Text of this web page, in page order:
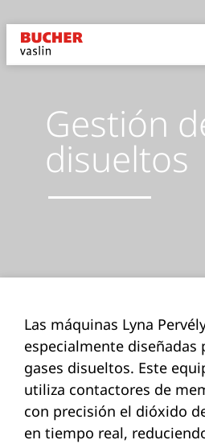
Gestión
disueltos
Las máquinas Lyna
especialmente diseñadas
gases disueltos. Este
utiliza contactores de
con precisión el dióxido
en tiempo real,